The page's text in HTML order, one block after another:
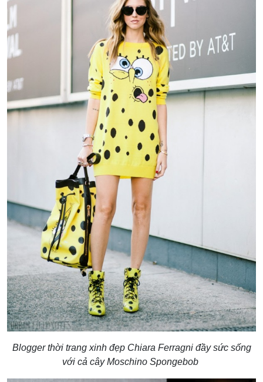
Blogger thời trang xinh đẹp Chiara Ferragni đầy sức sống
với cả cây Moschino Spongebob